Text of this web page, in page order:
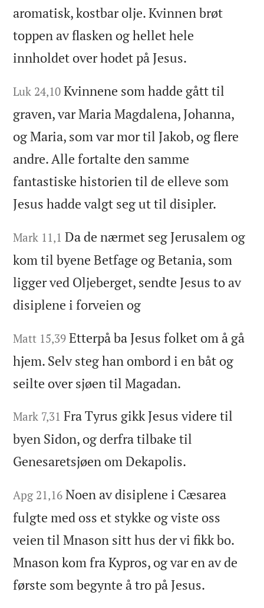
aromatisk, kostbar olje. Kvinnen brøt
toppen av flasken og hellet hele
innholdet over hodet på Jesus.
Luk 24,10 Kvinnene som hadde gått til
graven, var Maria Magdalena, Johanna,
og Maria, som var mor til Jakob, og flere
andre. Alle fortalte den samme
fantastiske historien til de elleve som
Jesus hadde valgt seg ut til disipler.
Mark 11,1 Da de nærmet seg Jerusalem og
kom til byene Betfage og Betania, som
ligger ved Oljeberget, sendte Jesus to av
disiplene i forveien og
Matt 15,39 Etterpå ba Jesus folket om å gå
hjem. Selv steg han ombord i en båt og
seilte over sjøen til Magadan.
Mark 7,31 Fra Tyrus gikk Jesus videre til
byen Sidon, og derfra tilbake til
Genesaretsjøen om Dekapolis.
Apg 21,16 Noen av disiplene i Cæsarea
fulgte med oss et stykke og viste oss
veien til Mnason sitt hus der vi fikk bo.
Mnason kom fra Kypros, og var en av de
første som begynte å tro på Jesus.